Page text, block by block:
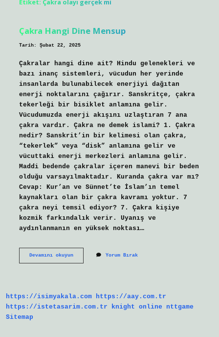
Etiket: Çakra olayı gerçek mi
Çakra Hangi Dine Mensup
Tarih: Şubat 22, 2025
Çakralar hangi dine ait? Hindu gelenekleri ve
bazı inanç sistemleri, vücudun her yerinde
insanlarda bulunabilecek enerjiyi dağıtan
enerji noktalarını çağırır. Sanskritçe, çakra
tekerleği bir bisiklet anlamına gelir.
Vücudumuzda enerji akışını uzlaştıran 7 ana
çakra vardır. Çakra ne demek islami? 1. Çakra
nedir? Sanskrit’in bir kelimesi olan çakra,
“tekerlek” veya “disk” anlamına gelir ve
vücuttaki enerji merkezleri anlamına gelir.
Maddi bedende çakralar içeren manevi bir beden
olduğu varsayılmaktadır. Kuranda çakra var mı?
Cevap: Kur’an ve Sünnet’te İslam’ın temel
kaynakları olan bir çakra kavramı yoktur. 7
çakra neyi temsil ediyor? 7. Çakra kişiye
kozmik farkındalık verir. Uyanış ve
aydınlanmanın en yüksek noktası…
Devamını okuyunÇakra
Yorum Bırak
https://isimyakala.com https://aay.com.tr
https://istetasarim.com.tr
knight online
nttgame
Sitemap